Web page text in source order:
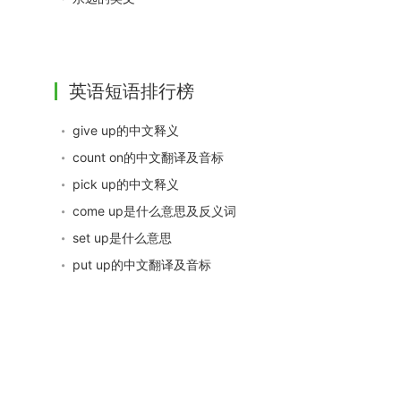
英语短语排行榜
give up的中文释义
count on的中文翻译及音标
pick up的中文释义
come up是什么意思及反义词
set up是什么意思
put up的中文翻译及音标